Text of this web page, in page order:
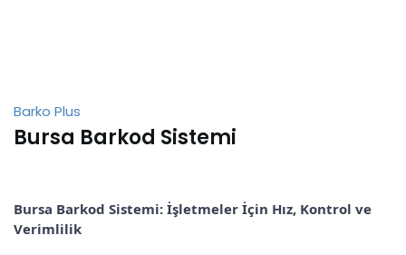
Barko Plus
Bursa Barkod Sistemi
Bursa Barkod Sistemi: İşletmeler İçin Hız, Kontrol ve
Verimlilik